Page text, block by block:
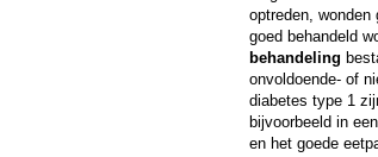
optreden,
goed behandeld
behandeling
onvoldoende- of
diabetes type 1
bijvoorbeeld in
en het goede